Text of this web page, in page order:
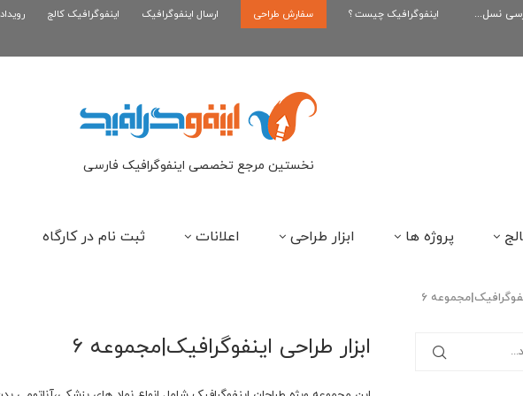
نسل... اینفوگرافیک بازی کلش رویال اینفوگرافیک چیست ؟ سفارش طراحی ارسال اینفوگرافیک اینفوگرافیک کالج
نخستین مرجع تخصصی اینفوگرافیک فارسی
پروژه ها ابزار طراحی اعلانات ثبت نام در کارگاه
6
ابزار طراحی اینفوگرافیک|مجموعه 6